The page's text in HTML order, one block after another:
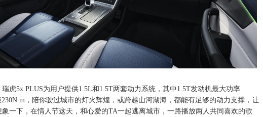
虎5x PLUS为用户提供1.5L和1.5T两套动力系统，其中1.5T发动机最大功率
230N.m，陪你驶过城市的灯火辉煌，或跨越山河湖海，都能有足够的动力支撑，让
一下，在情人节这天，和心爱的TA一起逃离城市，一路播放两人共同喜欢的歌